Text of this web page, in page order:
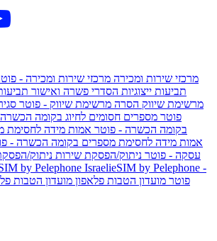
מרכזי שירות ומכירה מרכזי שירות ומכירה -
תביעות ייצוגיות הסדרי פשרה ואישור תביעות
מרשימת שיווק הסרה מרשימת שיווק - פוטר
פוטר מספרים חסומים לחיוג בקומה הכשרה
בקומה הכשרה - פוטר אמות מידה לחסימת
אמות מידה לחסימת מספרים בקומה הכשרה -
עסקה - פוטר ניתוק/הפסקת שירות ניתוק/
by Pelephone IsraelieSIM by Pelephone -
פוטר מועדון הטבות פלאפון מועדון הטבות